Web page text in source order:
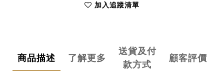
加入追蹤清單
商品描述 了解更多
送貨及付
款方式
顧客評價